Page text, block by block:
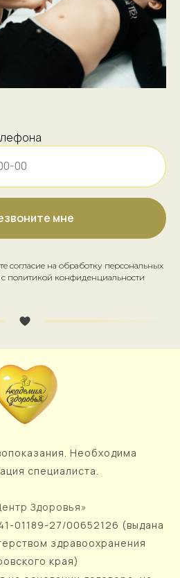
мне
согласие на обработку персональных
c политикой конфиденциальности
Необходима
специалиста.
Здоровья»
01189-27/00652126 (выдана
здравоохранения
края)